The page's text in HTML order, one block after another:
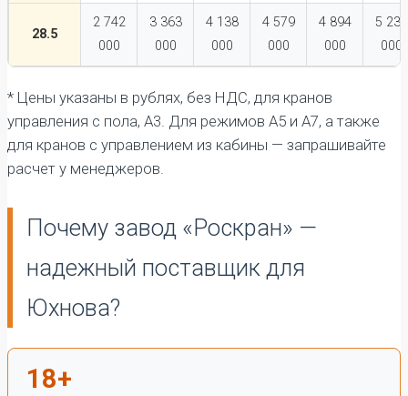
28.5
2 742
000
3 363
000
4 138
000
4 579
000
4 894
000
5 235
000
* Цены указаны в рублях, без НДС, для кранов
управления с пола, А3. Для режимов А5 и А7, а также
для кранов с управлением из кабины — запрашивайте
расчет у менеджеров.
Почему завод «Роскран» —
надежный поставщик для
Юхнова?
18+